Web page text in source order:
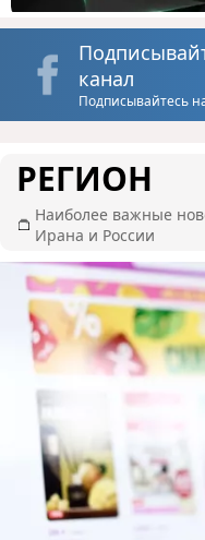
канал
Подписывайтесь
РЕГИОН
Наиболее важные
Ирана и России